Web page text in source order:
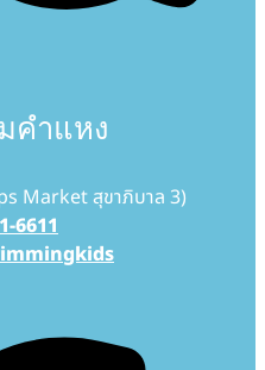
คำแหง
Market สุขาภิบาล 3)
6611